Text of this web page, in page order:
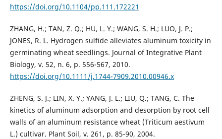
https://doi.org/10.1104/pp.111.172221
ZHANG, H.; TAN, Z. Q.; HU, L. Y.; WANG, S. H.; LUO, J. P.;
JONES, R. L. Hydrogen sulfide alleviates aluminum toxicity in
germinating wheat seedlings. Journal of Integrative Plant
Biology, v. 52, n. 6, p. 556-567, 2010.
https://doi.org/10.1111/j.1744-7909.2010.00946.x
ZHENG, S. J.; LIN, X. Y.; YANG, J. L.; LIU, Q.; TANG, C. The
kinetics of aluminum adsorption and desorption by root cell
walls of an aluminum resistance wheat (Triticum aestivum
L.) cultivar. Plant Soil, v. 261, p. 85-90, 2004.